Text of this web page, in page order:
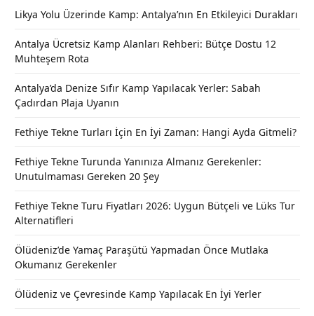
Likya Yolu Üzerinde Kamp: Antalya’nın En Etkileyici Durakları
Antalya Ücretsiz Kamp Alanları Rehberi: Bütçe Dostu 12
Muhteşem Rota
Antalya’da Denize Sıfır Kamp Yapılacak Yerler: Sabah
Çadırdan Plaja Uyanın
Fethiye Tekne Turları İçin En İyi Zaman: Hangi Ayda Gitmeli?
Fethiye Tekne Turunda Yanınıza Almanız Gerekenler:
Unutulmaması Gereken 20 Şey
Fethiye Tekne Turu Fiyatları 2026: Uygun Bütçeli ve Lüks Tur
Alternatifleri
Ölüdeniz’de Yamaç Paraşütü Yapmadan Önce Mutlaka
Okumanız Gerekenler
Ölüdeniz ve Çevresinde Kamp Yapılacak En İyi Yerler